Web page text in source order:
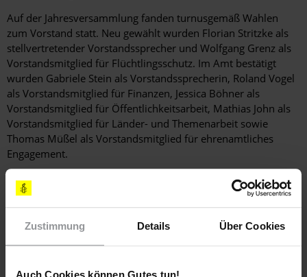
Zustimmung Details Über Cookies
Auch Cookies können Gutes tun!
Auf der Jahresversammlung fanden turnusgemäß Wahlen
zum Vorstand statt. Neu gewählt wurden Florian Stritzke als
stellvertretender Vorstandssprecher und Wolfgang Grenz als
Vorstandsmitglied für Flüchtlingsschutz. Im Amt bestätigt
wurden Gabriele Stein als Vorstandssprecherin, Roland Vogel
als Vorstandsmitglied für Finanzen, Jessica Böhner als
Vorstandsmitglied für Öffentlichkeitsarbeit, Mathias John als
Vorstandsmitglied für Länder- und Themenarbeit sowie
Thomas Müßel als Vorstandsmitglied für ehrenamtliches
Engagement.
Weitere Informationen